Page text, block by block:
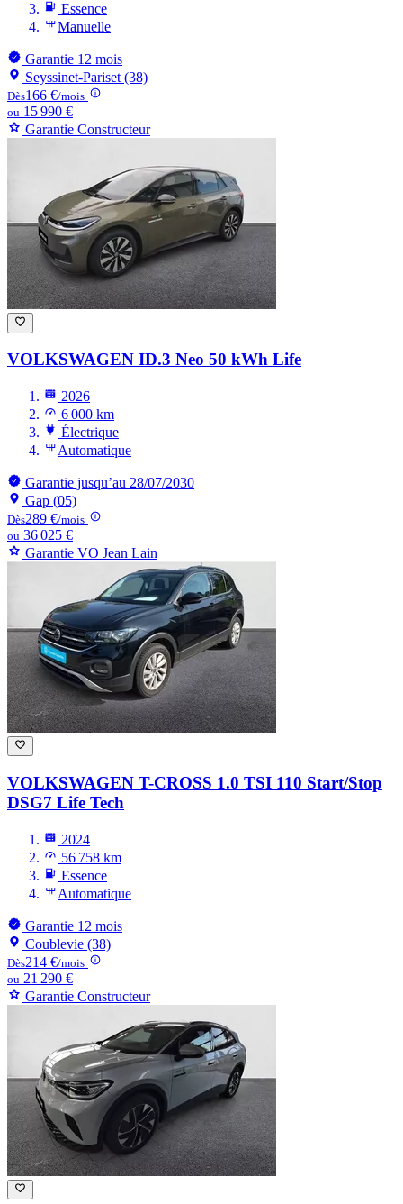
Essence
Manuelle
Garantie 12 mois
Seyssinet-Pariset (38)
Dès166 €/mois
ou 15 990 €
Garantie Constructeur
VOLKSWAGEN ID.3 Neo 50 kWh Life
2026
6 000 km
Électrique
Automatique
Garantie jusqu’au 28/07/2030
Gap (05)
Dès289 €/mois
ou 36 025 €
Garantie VO Jean Lain
VOLKSWAGEN T-CROSS 1.0 TSI 110 Start/Stop
DSG7 Life Tech
2024
56 758 km
Essence
Automatique
Garantie 12 mois
Coublevie (38)
Dès214 €/mois
ou 21 290 €
Garantie Constructeur